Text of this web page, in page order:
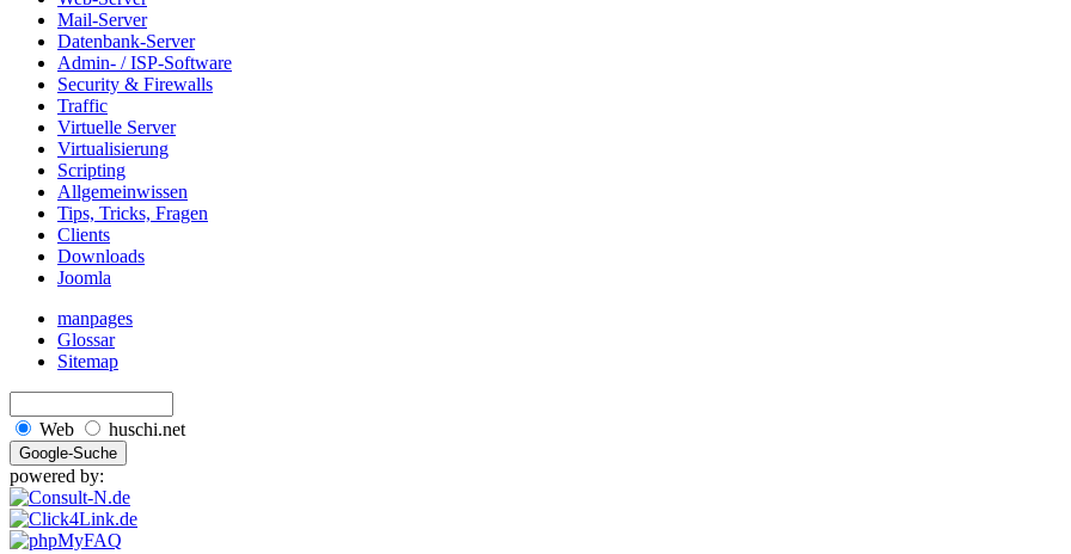
Mail-Server
Datenbank-Server
Admin- / ISP-Software
Security & Firewalls
Traffic
Virtuelle Server
Virtualisierung
Scripting
Allgemeinwissen
Tips, Tricks, Fragen
Clients
Downloads
Joomla
manpages
Glossar
Sitemap
Web huschi.net
powered by: